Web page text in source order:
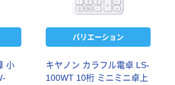
小
バリエーション
キヤノン カラフル電卓 LS-
100WT 10桁 ミニミニ卓上